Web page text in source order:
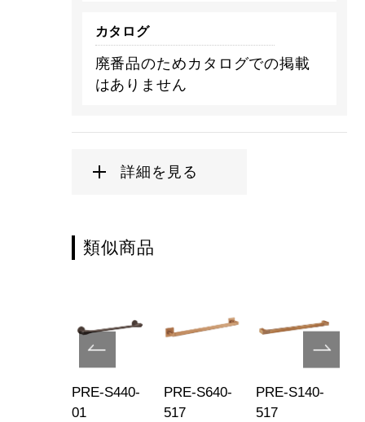
カタログ
廃番品のためカタログでの掲載
はありません
詳細を見る
類似商品
PRE-S440-
01
PRE-S640-
517
PRE-S140-
517